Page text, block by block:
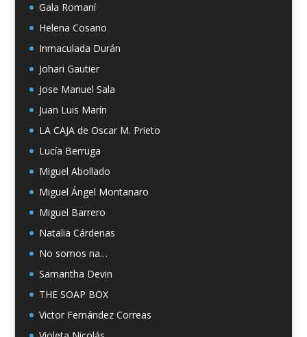
Gala Romaní
Helena Cosano
Inmaculada Durán
Johari Gautier
Jose Manuel Sala
Juan Luis Marín
LA CAJA de Oscar M. Prieto
Lucía Berruga
Miguel Abollado
Miguel Ángel Montanaro
Miguel Barrero
Natalia Cárdenas
No somos na…
Samantha Devin
THE SOAP BOX
Victor Fernández Correas